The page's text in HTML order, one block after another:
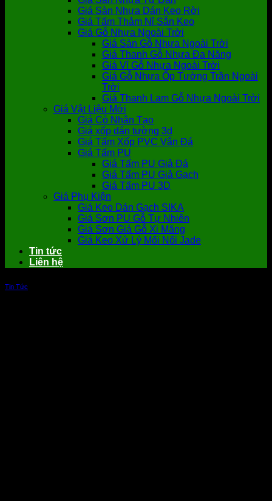
Giá Sàn Nhựa Dán Keo Rời
Giá Tấm Thảm Nỉ Sẵn Keo
Giá Gỗ Nhựa Ngoài Trời
Giá Sàn Gỗ Nhựa Ngoài Trời
Giá Thanh Gỗ Nhựa Đa Năng
Giá Vỉ Gỗ Nhựa Ngoài Trời
Giá Gỗ Nhựa Ốp Tường Trần Ngoài
Trời
Giá Thanh Lam Gỗ Nhựa Ngoài Trời
Giá Vật Liệu Mới
Giá Cỏ Nhân Tạo
Giá xốp dán tường 3d
Giá Tấm Xốp PVC Vân Đá
Giá Tấm PU
Giá Tấm PU Giả Đá
Giá Tấm PU Giả Gạch
Giá Tấm PU 3D
Giá Phụ Kiện
Giá Keo Dán Gạch SIKA
Giá Sơn PU Gỗ Tự Nhiên
Giá Sơn Giả Gỗ Xi Măng
Giá Keo Xử Lý Mối Nối Jade
Tin tức
Liên hệ
Tin Tức